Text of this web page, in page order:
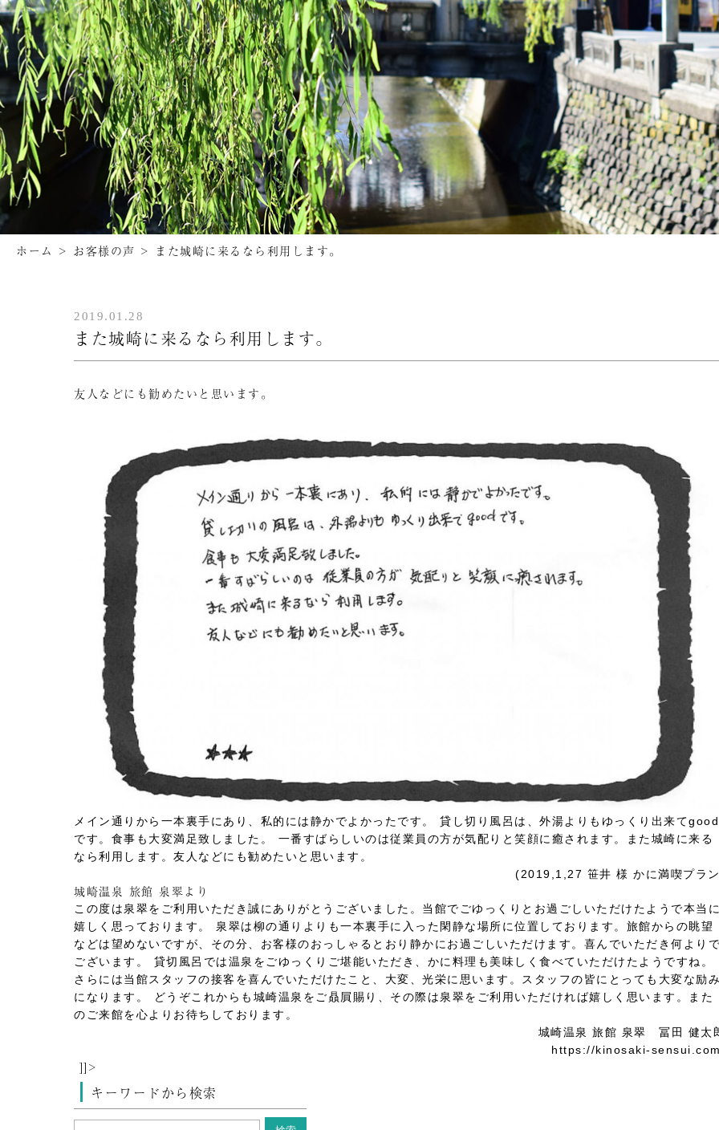
ホーム > お客様の声 > また城崎に来るなら利用します。
2019.01.28
また城崎に来るなら利用します。
友人などにも勧めたいと思います。
メイン通りから一本裏手にあり、私的には静かでよかったです。
貸し切り風呂は、外湯よりもゆっくり出来てgood
です。食事も大変満足致しました。
一番すばらしいのは従業員の方が気配りと笑顔に癒されます。また城崎に来る
なら利用します。友人などにも勧めたいと思います。
(2019,1,27 笹井 様 かに満喫プラン
城崎温泉 旅館 泉翠より
この度は泉翠をご利用いただき誠にありがとうございました。当館でごゆっくりとお過ごしいただけたようで本当に
嬉しく思っております。
泉翠は柳の通りよりも一本裏手に入った閑静な場所に位置しております。旅館からの眺望
などは望めないですが、その分、お客様のおっしゃるとおり静かにお過ごしいただけます。喜んでいただき何よりで
ございます。
貸切風呂では温泉をごゆっくりご堪能いただき、かに料理も美味しく食べていただけたようですね。
さらには当館スタッフの接客を喜んでいただけたこと、大変、光栄に思います。スタッフの皆にとっても大変な励み
になります。
どうぞこれからも城崎温泉をご贔屓賜り、その際は泉翠をご利用いただければ嬉しく思います。また
のご来館を心よりお待ちしております。
城崎温泉 旅館 泉翠 冨田 健太
https://kinosaki-
]]>
キーワードから検索